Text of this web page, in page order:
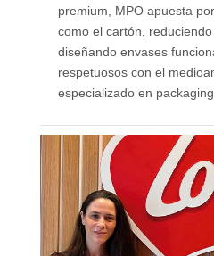
premium, MPO apuesta
como el cartón,
diseñando envases
respetuosos con el
especializado en